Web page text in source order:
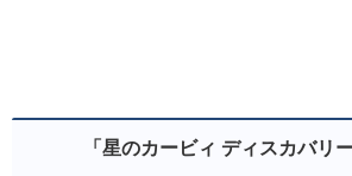
「星のカービィ ディスカバリ